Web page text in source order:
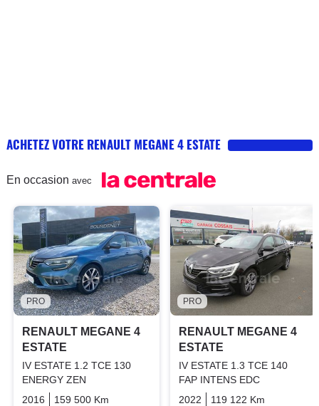
ACHETEZ VOTRE RENAULT MEGANE 4 ESTATE
En occasion avec
PRO
RENAULT MEGANE 4
ESTATE
IV ESTATE 1.2 TCE 130
ENERGY ZEN
2016
159 500 Km Essence
PRO
RENAULT MEGANE 4
ESTATE
IV ESTATE 1.3 TCE 140
FAP INTENS EDC
2022
119 122 Km